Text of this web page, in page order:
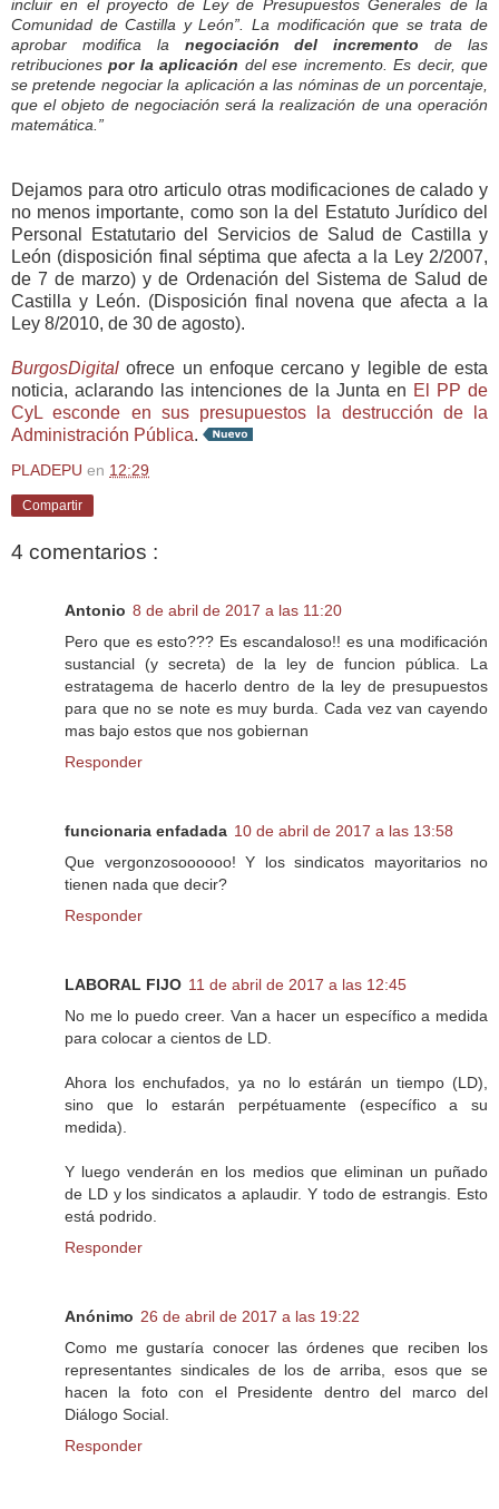
incluir en el proyecto de Ley de Presupuestos Generales de la
Comunidad de Castilla y León”. La modificación que se trata de
aprobar modifica la negociación del incremento de las
retribucionespor laaplicación del ese incremento. Es decir, que
se pretende negociar la aplicación a las nóminas de un porcentaje,
que el objeto de negociación será la realización de una operación
matemática.”
Dejamos para otro articulo otras modificaciones de calado y
no menos importante, como son la del Estatuto Jurídico del
Personal Estatutario del Servicios de Salud de Castilla y
León (disposición final séptima que afecta a la Ley 2/2007,
de 7 de marzo) y de Ordenación del Sistema de Salud de
Castilla y León. (Disposición final novena que afecta a la
Ley 8/2010, de 30 de agosto).
BurgosDigital ofrece un enfoque cercano y legible de esta
noticia, aclarando las intenciones de la Junta en El PP de
CyL esconde en sus presupuestos la destrucción de la
Administración Pública.
PLADEPU en 12:29
Compartir
4 comentarios :
Antonio 8 de abril de 2017 a las 11:20
Pero que es esto??? Es escandaloso!! es una modificación
sustancial (y secreta) de la ley de funcion pública. La
estratagema de hacerlo dentro de la ley de presupuestos
para que no se note es muy burda. Cada vez van cayendo
mas bajo estos que nos gobiernan
Responder
funcionaria enfadada 10 de abril de 2017 a las 13:58
Que vergonzosoooooo! Y los sindicatos mayoritarios no
tienen nada que decir?
Responder
LABORAL FIJO 11 de abril de 2017 a las 12:45
No me lo puedo creer. Van a hacer un específico a medida
para colocar a cientos de LD.
Ahora los enchufados, ya no lo estárán un tiempo (LD),
sino que lo estarán perpétuamente (específico a su
medida).
Y luego venderán en los medios que eliminan un puñado
de LD y los sindicatos a aplaudir. Y todo de estrangis. Esto
está podrido.
Responder
Anónimo 26 de abril de 2017 a las 19:22
Como me gustaría conocer las órdenes que reciben los
representantes sindicales de los de arriba, esos que se
hacen la foto con el Presidente dentro del marco del
Diálogo Social.
Responder